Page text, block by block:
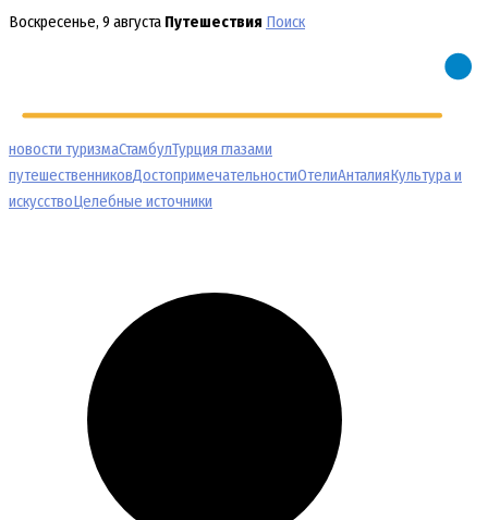
Перейти
Воскресенье, 9 августа Путешествия Поиск
новости туризмаСтамбулТурция глазами
путешественниковДостопримечательностиОтелиАнталияКультура и
искусствоЦелебные источники